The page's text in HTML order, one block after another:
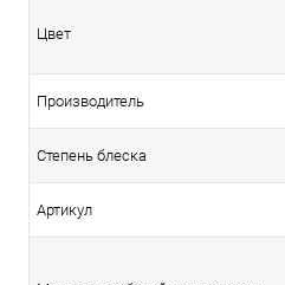
Цвет
Производитель
Степень блеска
Артикул